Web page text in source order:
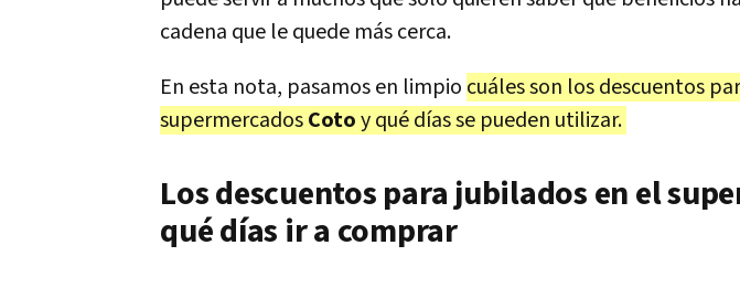
cadena que le quede más cerca.
En esta nota, pasamos en limpio cuáles son los descuentos
supermercadosCotoy qué días se pueden utilizar.
Los descuentos para jubilados en el
qué días ir a comprar